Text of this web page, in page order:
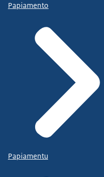
Papiamento
Papiamentu